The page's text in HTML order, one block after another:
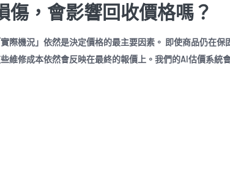
傷，會影響回收價格嗎？
際機況」依然是決定價格的最主要因素。 即使商品仍在
維修成本依然會反映在最終的報價上。我們的AI估價系統